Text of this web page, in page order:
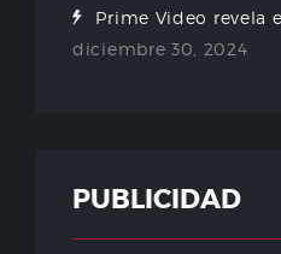
Prime Video revela
diciembre 30, 2024
PUBLICIDAD